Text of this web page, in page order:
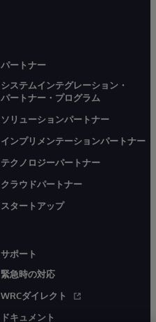
パートナー
システムインテグレーション・
パートナー・プログラム
ソリューションパートナー
インプリメンテーションパートナー
テクノロジーパートナー
クラウドパートナー
スタートアップ
サポート
緊急時の対応
WRCダイレクト
ドキュメント